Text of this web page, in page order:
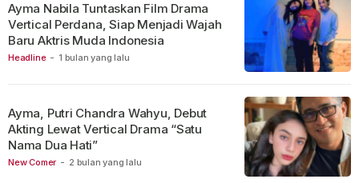
Headline - 1 bulan yang lalu
Ayma Nabila Tuntaskan Film Drama
Vertical Perdana, Siap Menjadi Wajah
Baru Aktris Muda Indonesia
New Comer - 2 bulan yang lalu
Ayma, Putri Chandra Wahyu, Debut
Akting Lewat Vertical Drama “Satu
Nama Dua Hati”